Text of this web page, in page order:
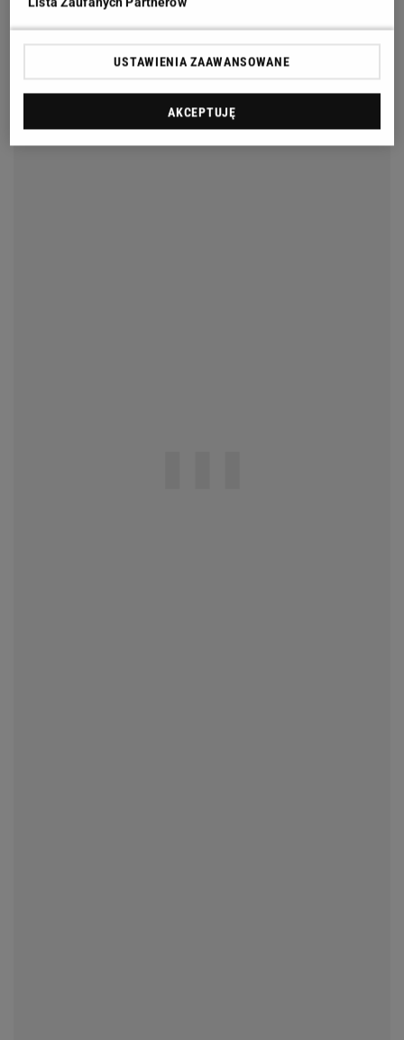
USTAWIENIA ZAAWANSOWANE
AKCEPTUJĘ